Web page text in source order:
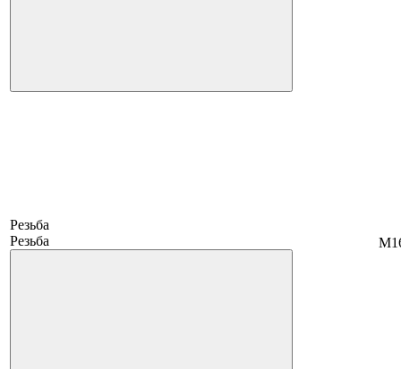
Резьба
Резьба